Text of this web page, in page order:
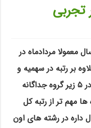
معمولا مردادماه در
بر رتبه در سهمیه و
رتبه کشوری، برای رشته ی تجربی رتبه در ۵ زیر گروه جداگانه
مهم تر از رتبه کل
داره در رشته های اون